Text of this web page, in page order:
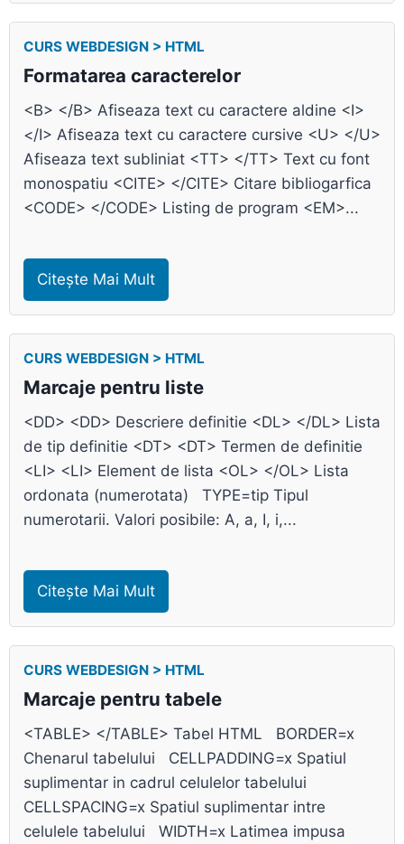
CURS WEBDESIGN > HTML
Formatarea caracterelor
<B> </B> Afiseaza text cu caractere aldine <I>
</I> Afiseaza text cu caractere cursive <U> </U>
Afiseaza text subliniat <TT> </TT> Text cu font
monospatiu <CITE> </CITE> Citare bibliogarfica
<CODE> </CODE> Listing de program <EM>...
Citește Mai Mult
CURS WEBDESIGN > HTML
Marcaje pentru liste
<DD> <DD> Descriere definitie <DL> </DL> Lista
de tip definitie <DT> <DT> Termen de definitie
<LI> <LI> Element de lista <OL> </OL> Lista
ordonata (numerotata) TYPE=tip Tipul
numerotarii. Valori posibile: A, a, I, i,...
Citește Mai Mult
CURS WEBDESIGN > HTML
Marcaje pentru tabele
<TABLE> </TABLE> Tabel HTML BORDER=x
Chenarul tabelului CELLPADDING=x Spatiul
suplimentar in cadrul celulelor tabelului
CELLSPACING=x Spatiul suplimentar intre
celulele tabelului WIDTH=x Latimea impusa